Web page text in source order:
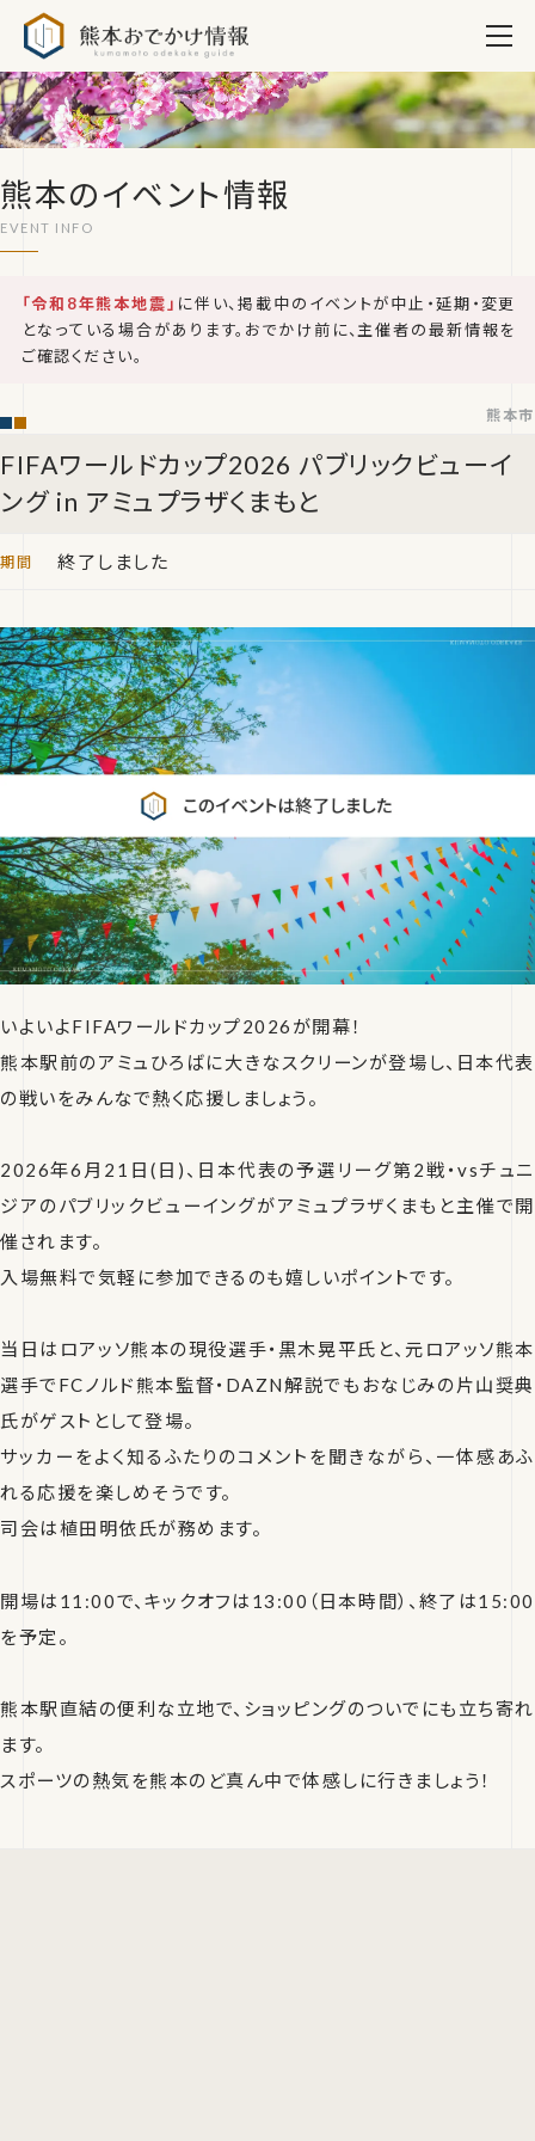
熊本のイベント情報
「令和8年熊本地震」 に伴い、掲載中のイベントが中止・延期・変更
となっている場合があります。おでかけ前に、主催者の最新情報を
ご確認ください。
FIFAワールドカップ2026 パブリックビューイ
ング in アミュプラザくまもと
熊本市
終了しました
いよいよFIFAワールドカップ2026が開幕！
熊本駅前のアミュひろばに大きなスクリーンが登場し、日本代表
の戦いをみんなで熱く応援しましょう。
2026年6月21日(日)、日本代表の予選リーグ第2戦・vsチュニ
ジアのパブリックビューイングがアミュプラザくまもと主催で開
催されます。
入場無料で気軽に参加できるのも嬉しいポイントです。
当日はロアッソ熊本の現役選手・黒木晃平氏と、元ロアッソ熊本
選手でFCノルド熊本監督・DAZN解説でもおなじみの片山奨典
氏がゲストとして登場。
サッカーをよく知るふたりのコメントを聞きながら、一体感あふ
れる応援を楽しめそうです。
司会は植田明依氏が務めます。
開場は11:00で、キックオフは13:00（日本時間）、終了は15:00
を予定。
熊本駅直結の便利な立地で、ショッピングのついでにも立ち寄れ
ます。
スポーツの熱気を熊本のど真ん中で体感しに行きましょう！